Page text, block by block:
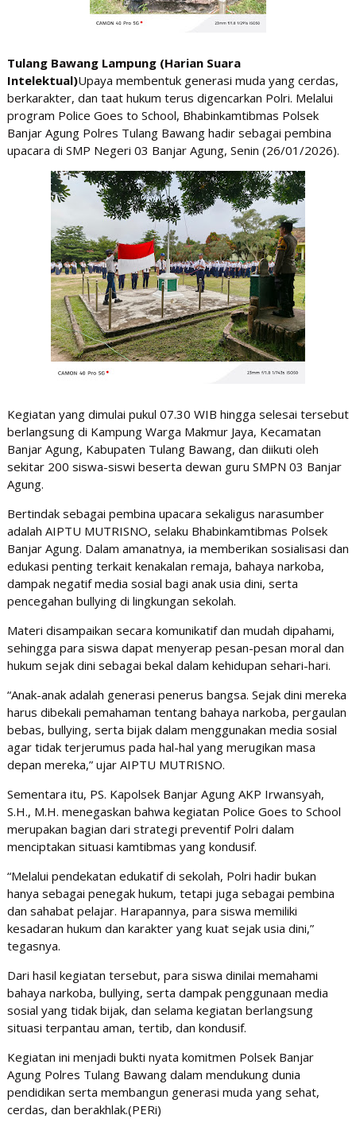
Tulang Bawang Lampung (Harian Suara
Intelektual)Upaya membentuk generasi muda yang cerdas,
berkarakter, dan taat hukum terus digencarkan Polri. Melalui
program Police Goes to School, Bhabinkamtibmas Polsek
Banjar Agung Polres Tulang Bawang hadir sebagai pembina
upacara di SMP Negeri 03 Banjar Agung, Senin (26/01/2026).
Kegiatan yang dimulai pukul 07.30 WIB hingga selesai tersebut
berlangsung di Kampung Warga Makmur Jaya, Kecamatan
Banjar Agung, Kabupaten Tulang Bawang, dan diikuti oleh
sekitar 200 siswa-siswi beserta dewan guru SMPN 03 Banjar
Agung.
Bertindak sebagai pembina upacara sekaligus narasumber
adalah AIPTU MUTRISNO, selaku Bhabinkamtibmas Polsek
Banjar Agung. Dalam amanatnya, ia memberikan sosialisasi dan
edukasi penting terkait kenakalan remaja, bahaya narkoba,
dampak negatif media sosial bagi anak usia dini, serta
pencegahan bullying di lingkungan sekolah.
Materi disampaikan secara komunikatif dan mudah dipahami,
sehingga para siswa dapat menyerap pesan-pesan moral dan
hukum sejak dini sebagai bekal dalam kehidupan sehari-hari.
“Anak-anak adalah generasi penerus bangsa. Sejak dini mereka
harus dibekali pemahaman tentang bahaya narkoba, pergaulan
bebas, bullying, serta bijak dalam menggunakan media sosial
agar tidak terjerumus pada hal-hal yang merugikan masa
depan mereka,” ujar AIPTU MUTRISNO.
Sementara itu, PS. Kapolsek Banjar Agung AKP Irwansyah,
S.H., M.H. menegaskan bahwa kegiatan Police Goes to School
merupakan bagian dari strategi preventif Polri dalam
menciptakan situasi kamtibmas yang kondusif.
“Melalui pendekatan edukatif di sekolah, Polri hadir bukan
hanya sebagai penegak hukum, tetapi juga sebagai pembina
dan sahabat pelajar. Harapannya, para siswa memiliki
kesadaran hukum dan karakter yang kuat sejak usia dini,”
tegasnya.
Dari hasil kegiatan tersebut, para siswa dinilai memahami
bahaya narkoba, bullying, serta dampak penggunaan media
sosial yang tidak bijak, dan selama kegiatan berlangsung
situasi terpantau aman, tertib, dan kondusif.
Kegiatan ini menjadi bukti nyata komitmen Polsek Banjar
Agung Polres Tulang Bawang dalam mendukung dunia
pendidikan serta membangun generasi muda yang sehat,
cerdas, dan berakhlak.(PERi)